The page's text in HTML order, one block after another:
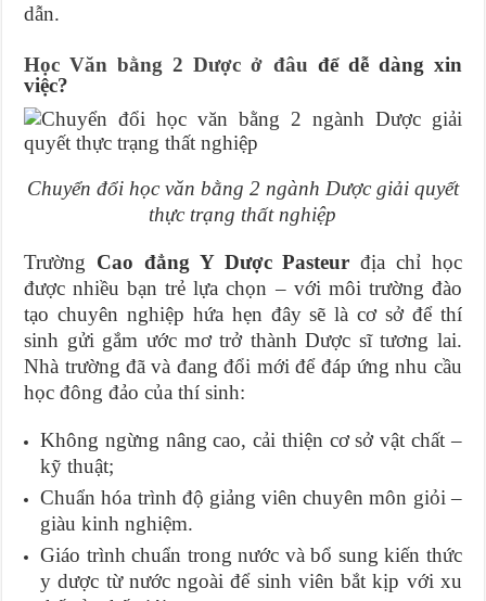
dẫn.
Học Văn bằng 2 Dược ở đâu để dễ dàng xin
việc?
Chuyển đổi học văn bằng 2 ngành Dược giải quyết
thực trạng thất nghiệp
Trường Cao đẳng Y Dược Pasteur địa chỉ học
được nhiều bạn trẻ lựa chọn – với môi trường đào
tạo chuyên nghiệp hứa hẹn đây sẽ là cơ sở để thí
sinh gửi gắm ước mơ trở thành Dược sĩ tương lai.
Nhà trường đã và đang đổi mới để đáp ứng nhu cầu
học đông đảo của thí sinh:
Không ngừng nâng cao, cải thiện cơ sở vật chất –
kỹ thuật;
Chuẩn hóa trình độ giảng viên chuyên môn giỏi –
giàu kinh nghiệm.
Giáo trình chuẩn trong nước và bổ sung kiến thức
y dược từ nước ngoài để sinh viên bắt kịp với xu